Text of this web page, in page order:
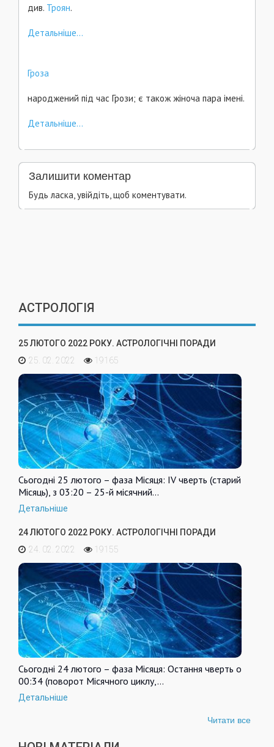
див. Троян.
Детальніше...
Гроза
народжений під час Грози; є також жіноча пара імені.
Детальніше...
Залишити коментар
Будь ласка, увійдіть, щоб коментувати.
АСТРОЛОГІЯ
25 ЛЮТОГО 2022 РОКУ. АСТРОЛОГІЧНІ ПОРАДИ
25. 02. 2022
19165
Сьогодні 25 лютого – фаза Місяця: IV чверть (старий
Місяць), з 03:20 – 25-й місячний…
Детальніше
24 ЛЮТОГО 2022 РОКУ. АСТРОЛОГІЧНІ ПОРАДИ
24. 02. 2022
19155
Сьогодні 24 лютого – фаза Місяця: Остання чверть о
00:34 (поворот Місячного циклу,…
Детальніше
Читати все